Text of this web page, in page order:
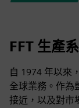
FFT 生產
自 1974 年以來
全球業務。作為
接近，以及對市